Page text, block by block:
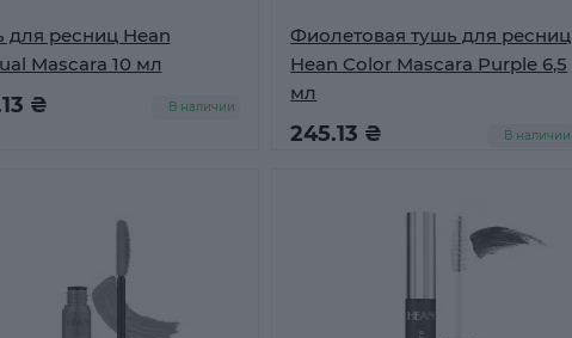
для ресниц Hean
Mascara 10 мл
₴ В наличии
Фиолетовая тушь для ресниц
Hean Color Mascara Purple 6,5
мл
245.13 ₴ В наличии